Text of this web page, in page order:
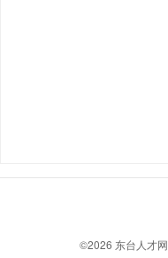
©2026 东台人才网